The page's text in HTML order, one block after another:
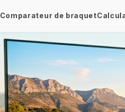
Comparateur de braquet